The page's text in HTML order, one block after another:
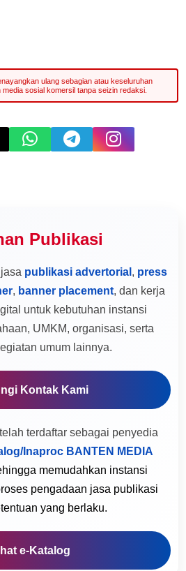
Publikasi
publikasi advertorial , press
, banner placement, dan kerja
untuk kebutuhan instansi
UMKM, organisasi, serta
umum lainnya.
Kontak Kami
terdaftar sebagai penyedia
Inaproc BANTEN MEDIA
memudahkan instansi
pengadaan jasa publikasi
yang berlaku.
e-Katalog